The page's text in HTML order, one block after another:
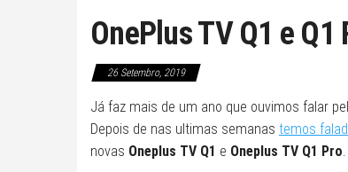
OnePlus TV Q1 e
26 Setembro, 2019
Já faz mais de um ano que ouvimos falar
Depois de nas ultimas semanas temos
novas Oneplus TV Q1 e Oneplus TV Q1 Pro